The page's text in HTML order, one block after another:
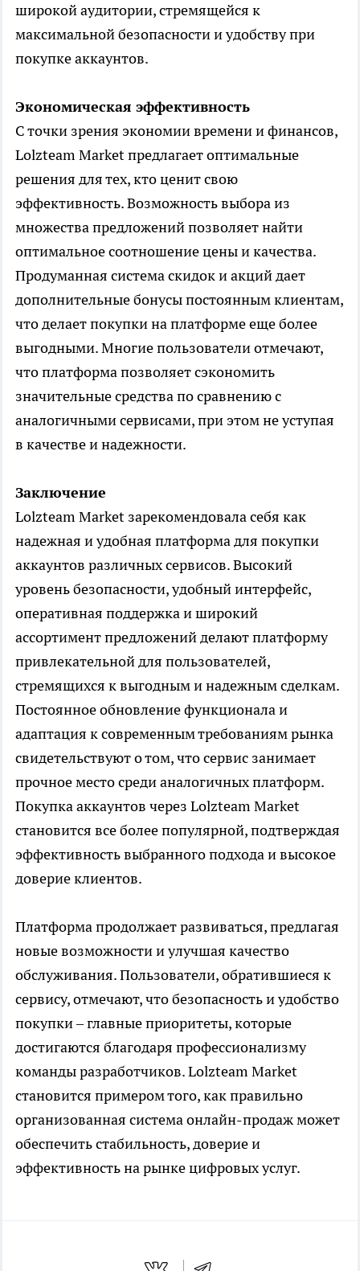
широкой аудитории, стремящейся к
максимальной безопасности и удобству при
покупке аккаунтов.
Экономическая эффективность
С точки зрения экономии времени и финансов,
Lolzteam Market предлагает оптимальные
решения для тех, кто ценит свою
эффективность. Возможность выбора из
множества предложений позволяет найти
оптимальное соотношение цены и качества.
Продуманная система скидок и акций дает
дополнительные бонусы постоянным клиентам,
что делает покупки на платформе еще более
выгодными. Многие пользователи отмечают,
что платформа позволяет сэкономить
значительные средства по сравнению с
аналогичными сервисами, при этом не уступая
в качестве и надежности.
Заключение
Lolzteam Market зарекомендовала себя как
надежная и удобная платформа для покупки
аккаунтов различных сервисов. Высокий
уровень безопасности, удобный интерфейс,
оперативная поддержка и широкий
ассортимент предложений делают платформу
привлекательной для пользователей,
стремящихся к выгодным и надежным сделкам.
Постоянное обновление функционала и
адаптация к современным требованиям рынка
свидетельствуют о том, что сервис занимает
прочное место среди аналогичных платформ.
Покупка аккаунтов через Lolzteam Market
становится все более популярной, подтверждая
эффективность выбранного подхода и высокое
доверие клиентов.
Платформа продолжает развиваться, предлагая
новые возможности и улучшая качество
обслуживания. Пользователи, обратившиеся к
сервису, отмечают, что безопасность и удобство
покупки – главные приоритеты, которые
достигаются благодаря профессионализму
команды разработчиков. Lolzteam Market
становится примером того, как правильно
организованная система онлайн-продаж может
обеспечить стабильность, доверие и
эффективность на рынке цифровых услуг.